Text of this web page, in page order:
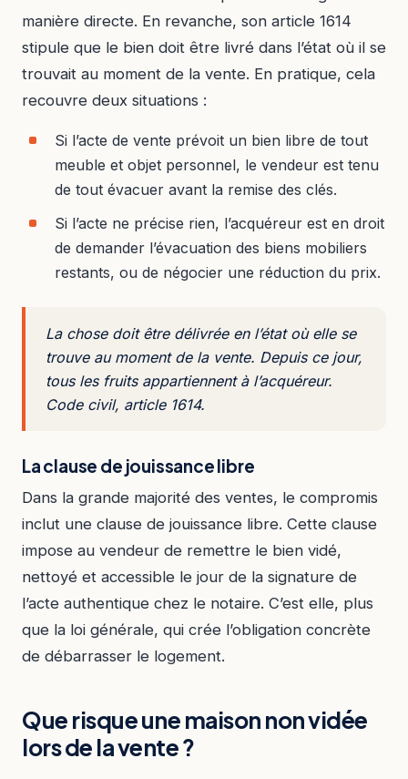
manière directe. En revanche, son article 1614
stipule que le bien doit être livré dans l’état où il se
trouvait au moment de la vente. En pratique, cela
recouvre deux situations :
Si l’acte de vente prévoit un bien libre de tout
meuble et objet personnel, le vendeur est tenu
de tout évacuer avant la remise des clés.
Si l’acte ne précise rien, l’acquéreur est en droit
de demander l’évacuation des biens mobiliers
restants, ou de négocier une réduction du prix.
La chose doit être délivrée en l’état où elle se
trouve au moment de la vente. Depuis ce jour,
tous les fruits appartiennent à l’acquéreur.
Code civil, article 1614.
La clause de jouissance libre
Dans la grande majorité des ventes, le compromis
inclut une clause de jouissance libre. Cette clause
impose au vendeur de remettre le bien vidé,
nettoyé et accessible le jour de la signature de
l’acte authentique chez le notaire. C’est elle, plus
que la loi générale, qui crée l’obligation concrète
de débarrasser le logement.
Que risque une maison non vidée
lors de la vente ?